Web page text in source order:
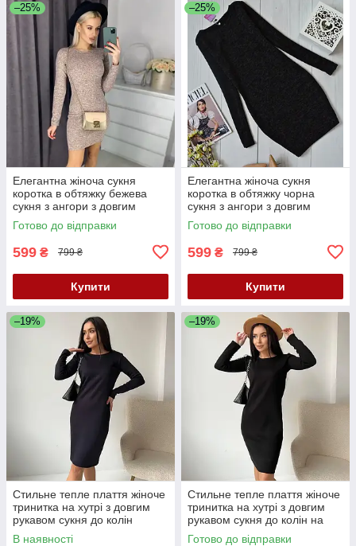
–25%
Елегантна жіноча сукня
коротка в обтяжку бежева
сукня з ангори з довгим
рукавом стильна міні сукня
Готово до відправки
599 ₴ 799 ₴
Купити
–25%
Елегантна жіноча сукня
коротка в обтяжку чорна
сукня з ангори з довгим
рукавом стильна міні сукня
Готово до відправки
599 ₴ 799 ₴
Купити
–19%
Стильне тепле плаття жіноче
тринитка на хутрі з довгим
рукавом сукня до колін
темно-синя базова
В наявності
–19%
Стильне тепле плаття жіноче
тринитка на хутрі з довгим
рукавом сукня до колін на
зиму чорна базова
Готово до відправки